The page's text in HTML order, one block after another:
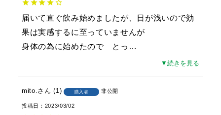
届いて直ぐ飲み始めましたが、日が浅いので効
果は実感するに至っていませんが
身体の為に始めたので　とっ …
▼続きを見る
mito. 1 購入者 非公開
投稿日 2023/03/02